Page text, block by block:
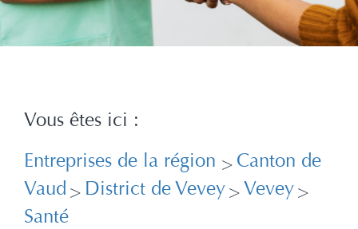
Vous êtes ici :
Entreprises de la région > Canton de
Vaud > District de Vevey>Vevey>
Santé